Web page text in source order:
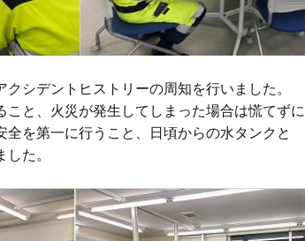
シデントヒストリーの周知を行いました。
と、火災が発生してしまった場合は慌てずに
を第一に行うこと、日頃からの水タンクと
た。